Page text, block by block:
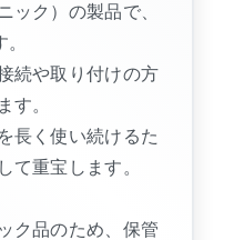
ック）の製品で、
続や取り付けの方
す。
長く使い続けるた
て重宝します。
ク品のため、保管